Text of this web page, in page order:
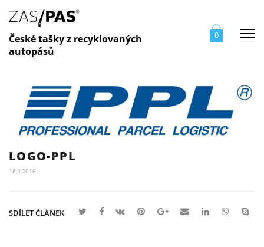
České tašky z recyklovaných
autopásů
0
LOGO-PPL
18.4.2016
SDÍLET ČLÁNEK